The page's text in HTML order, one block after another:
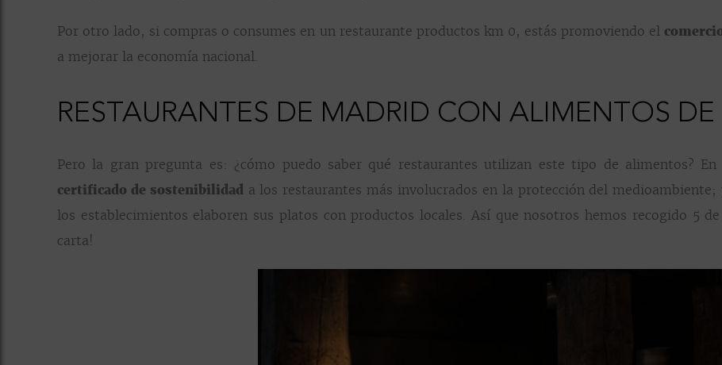
Por otro lado, si compras o consumes en un restaurante productos km 0, estás promoviendo el
a mejorar la economía nacional.
RESTAURANTES DE MADRID CON ALIMENTOS
Pero la gran pregunta es: ¿cómo puedo saber qué restaurantes utilizan este tipo de alimentos?
certificado de sostenibilidada los restaurantes más involucrados en la protección del
los establecimientos elaboren sus platos con productos locales. Así que nosotros hemos recogido 5
carta!